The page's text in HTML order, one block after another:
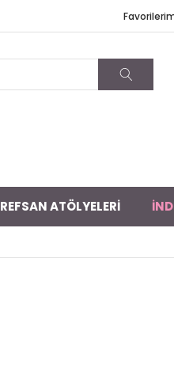
REFSAN ATÖLYELERİ